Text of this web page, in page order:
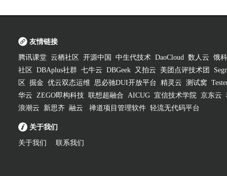
友情链接
腾讯课堂 云栖社区 开源中国 中生代技术 DaoCloud 数人云 饿
社区
DBAplus社群 七牛云 DBGeek 又拍云 美团点评技术团
区
掘金 优云双态运维 思必驰DUI开放平台 精灵云 测试窝
华云 ZEGO即构科技 联想超融合 AICUG 宜信技术学院 京东云
浪潮云
新思齐 融云 禅道项目管理软件 轻流无代码平台
关于我们
关于我们 联系我们